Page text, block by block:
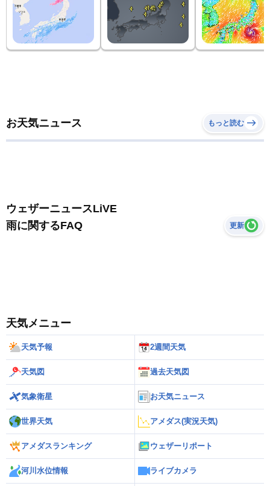
お天気ニュース もっと読む
ウェザーニュースLiVE
雨に関するFAQ
更新
天気メニュー
天気予報 2週間天気
天気図 過去天気図
気象衛星 お天気ニュース
世界天気 アメダス(実況天気)
アメダスランキング ウェザーリポート
河川水位情報 ライブカメラ